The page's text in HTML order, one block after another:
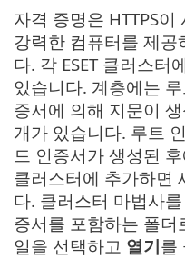
자격 증명은 HTTPS
강력한 컴퓨터를 제공
다. 각 ESET 클러스터
있습니다. 계층에는
증서에 의해 지문이
개가 있습니다. 루트
드 인증서가 생성된
클러스터에 추가하면
다. 클러스터 마법사
증서를 포함하는 폴
일을 선택하고 열기를